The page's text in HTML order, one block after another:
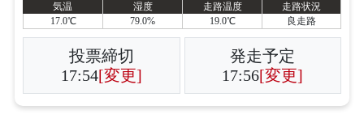
気温
湿度 走路温度
走路状況
17.0℃
79.0% 19.0℃ 良走路
投票締切
17:54[変更]
発走予定
17:56[変更]